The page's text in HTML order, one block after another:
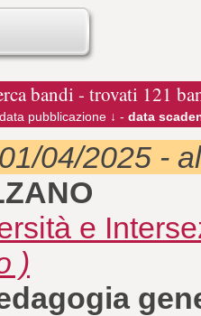
bandi - trovati 121
data pubblicazione ↓ - data
04/2025 -
e
)